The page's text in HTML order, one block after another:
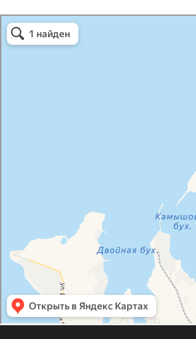
Атриум-Крым
Системы водоснабжения, отопления, канализации
Снабжение строительных объектов в Севастополе